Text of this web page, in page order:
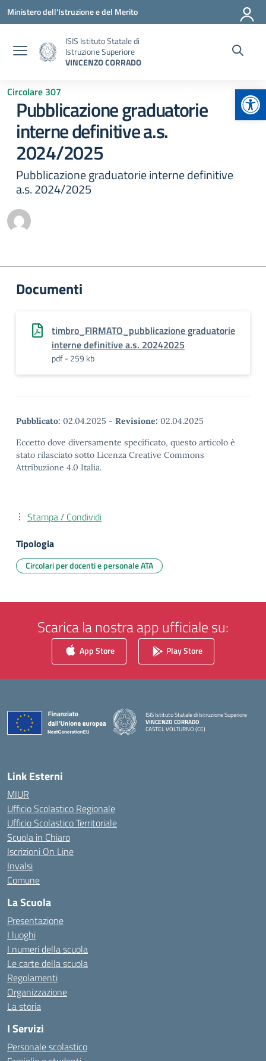
Vai ai contenuti
Vai al menu di navigazione
Vai al footer
Ministero dell'Istruzione e del Merito
ISIS Istituto Statale di
Istruzione Superiore
VINCENZO CORRADO
Circolare 307
Pubblicazione graduatorie
interne definitive a.s.
2024/2025
Pubblicazione graduatorie interne definitive
a.s. 2024/2025
Documenti
timbro_FIRMATO_pubblicazione graduatorie
interne definitive a.s. 20242025
pdf - 259 kb
Pubblicato: 02.04.2025 - Revisione: 02.04.2025
Eccetto dove diversamente specificato, questo articolo è
stato rilasciato sotto Licenza Creative Commons
Attribuzione 4.0 Italia.
Stampa / Condividi
Tipologia
Circolari per docenti e personale ATA
Scarica la nostra app ufficiale su:
App Store Play Store
ISIS Istituto Statale di Istruzione Superiore
VINCENZO CORRADO
CASTEL VOLTURNO (CE)
Link Esterni
MIUR
Ufficio Scolastico Regionale
Ufficio Scolastico Territoriale
Scuola in Chiaro
Iscrizioni On Line
Invalsi
Comune
La Scuola
Presentazione
I luoghi
I numeri della scuola
Le carte della scuola
Regolamenti
Organizzazione
La storia
I Servizi
Personale scolastico